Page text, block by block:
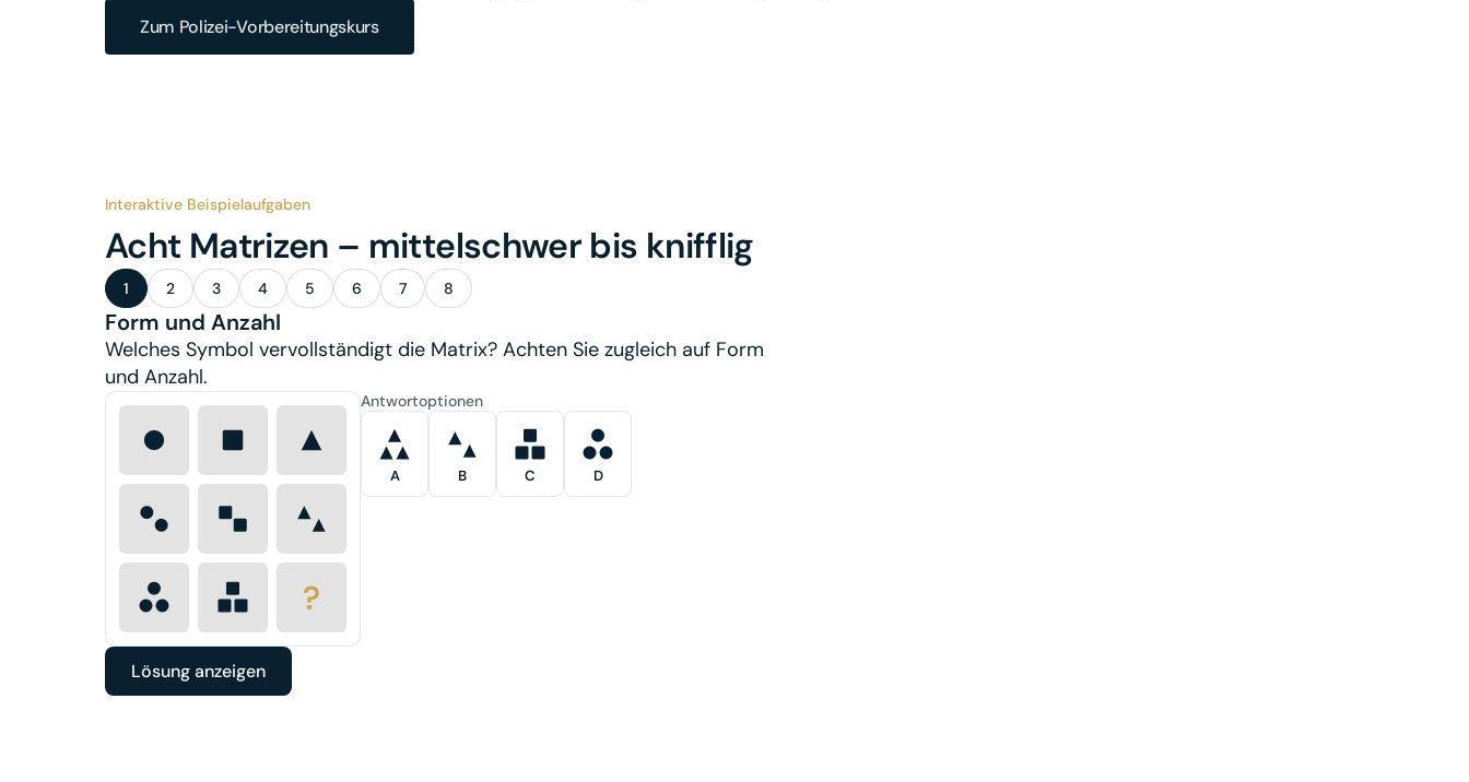
Zum Polizei-Vorbereitungskurs
Interaktive Beispielaufgaben
Acht Matrizen – mittelschwer bis knifflig
1 2 3 4 5 6 7 8
Form und Anzahl
Welches Symbol vervollständigt die Matrix? Achten Sie zugleich auf Form
und Anzahl.
?
Antwortoptionen
A B C D
Lösung anzeigen